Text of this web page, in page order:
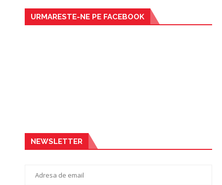
URMARESTE-NE PE FACEBOOK
NEWSLETTER